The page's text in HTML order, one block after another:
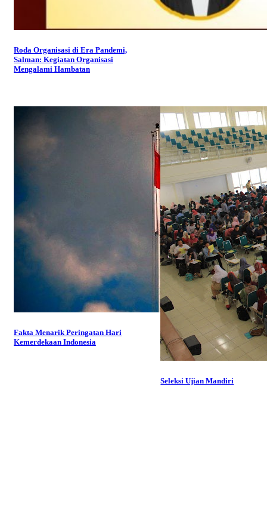
Roda Organisasi di Era Pandemi,
Salman: Kegiatan Organisasi
Mengalami Hambatan
Fakta Menarik Peringatan Hari
Kemerdekaan Indonesia
Seleksi Ujian Mandiri